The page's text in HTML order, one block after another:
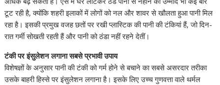
टूट रही है, क्योंकि शहरी इलाकों में लोगों को नल और शावर से खौलता हुआ पानी मिल
रहा है। इसकी प्रमुख वजह छतों पर रखी प्लास्टिक की पानी की टंकियां हैं, जो दिन-
रात गर्मी सोखती रहती हैं और पानी को ठंडा नहीं रहने देतीं।
टंकी पर इंसुलेशन लगाना सबसे प्रभावी उपाय
विशेषज्ञों के अनुसार पानी की टंकी को गर्म होने से बचाने का सबसे असरदार तरीका
उसके बाहरी हिस्से पर इंसुलेशन लगाना है। इसके लिए उच्च गुणवत्ता वाले थर्मल